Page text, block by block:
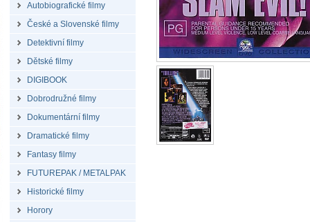
Autobiografické filmy
České a Slovenské filmy
Detektivní filmy
Dětské filmy
DIGIBOOK
Dobrodružné filmy
Dokumentární filmy
Dramatické filmy
Fantasy filmy
FUTUREPAK / METALPAK
Historické filmy
Horory